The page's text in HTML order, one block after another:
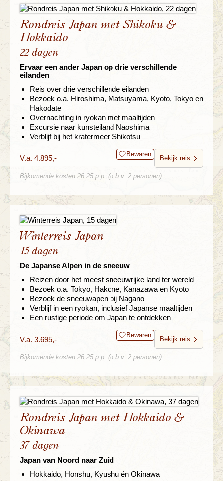
Rondreis Japan met Shikoku &
Hokkaido
22 dagen
Ervaar een ander Japan op drie verschillende
eilanden
Reis over drie verschillende eilanden
Bezoek o.a. Hiroshima, Matsuyama, Kyoto, Tokyo en
Hakodate
Overnachting in ryokan met maaltijden
Excursie naar kunsteiland Naoshima
Verblijf bij het kratermeer Shikotsu
V.a. 4.895,- Bewaren
Bekijk reis
Bijkomende kosten 26,25 p.p. (o.b.v. 2 personen)
Winterreis Japan
15 dagen
De Japanse Alpen in de sneeuw
Reizen door het meest sneeuwrijke land ter wereld
Bezoek o.a. Tokyo, Hakone, Kanazawa en Kyoto
Bezoek de sneeuwapen bij Nagano
Verblijf in een ryokan, inclusief Japanse maaltijden
Een rustige periode om Japan te ontdekken
V.a. 3.695,- Bewaren
Bekijk reis
Bijkomende kosten 26,25 p.p. (o.b.v. 2 personen)
Rondreis Japan met Hokkaido &
Okinawa
37 dagen
Japan van Noord naar Zuid
Hokkaido, Honshu, Kyushu én Okinawa